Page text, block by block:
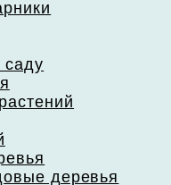
саду
деревья